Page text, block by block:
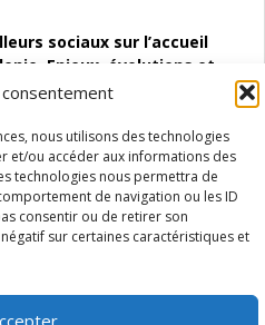
nous utilisons des technologies
et/ou accéder aux informations des
technologies nous permettra de
de navigation ou les ID
consentir ou de retirer son
sur certaines caractéristiques et
sociaux sur l’accueil
Enjeux, évolutions et
d’emploi (SAACE)
:quels indicateurs